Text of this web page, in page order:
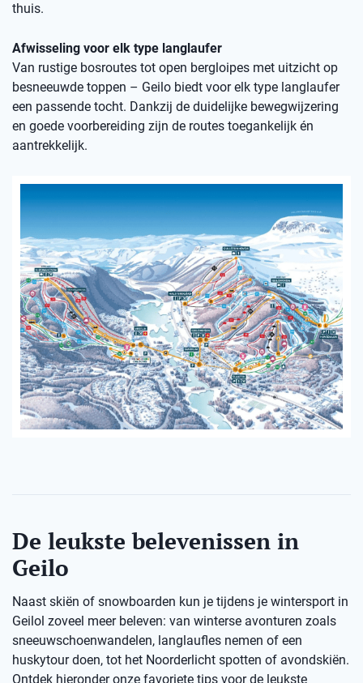
thuis.
Afwisseling voor elk type langlaufer
Van rustige bosroutes tot open bergloipes met uitzicht op
besneeuwde toppen – Geilo biedt voor elk type langlaufer
een passende tocht. Dankzij de duidelijke bewegwijzering
en goede voorbereiding zijn de routes toegankelijk én
aantrekkelijk.
De leukste belevenissen in
Geilo
Naast skiën of snowboarden kun je tijdens je wintersport in
Geilol zoveel meer beleven: van winterse avonturen zoals
sneeuwschoenwandelen, langlaufles nemen of een
huskytour doen, tot het Noorderlicht spotten of avondskiën.
Ontdek hieronder onze favoriete tips voor de leukste